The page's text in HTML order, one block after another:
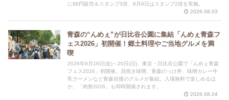
に88円販売＆スタンプ3倍、8月9日はスタンプ2倍を実施。
2026.08.03
青森の“んめぇ”が日比谷公園に集結「んめぇ青森フ
ェス2026」初開催！郷土料理やご当地グルメを満
喫
2026年9月18日(金)～20日(日)、東京・日比谷公園で「んめぇ青森
フェス2026」初開催。貝焼き味噌、青森のっけ丼、味噌カレー牛
乳ラーメンなど青森自慢のグルメが集結。入場無料で楽しめるほ
か、「肉祭2026」も同時開催されます。
2026.08.04